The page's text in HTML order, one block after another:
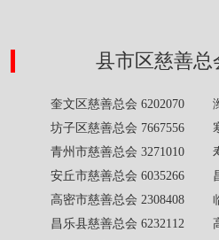
县市区慈善总
奎文区慈善总会 6202070 潍
坊子区慈善总会 7667556 寒
青州市慈善总会 3271010 寿
安丘市慈善总会 6035266 昌
高密市慈善总会 2308408
昌乐县慈善总会 6232112